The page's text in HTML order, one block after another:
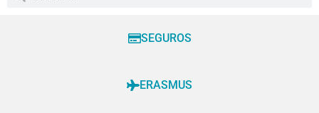
SEGUROS
ERASMUS